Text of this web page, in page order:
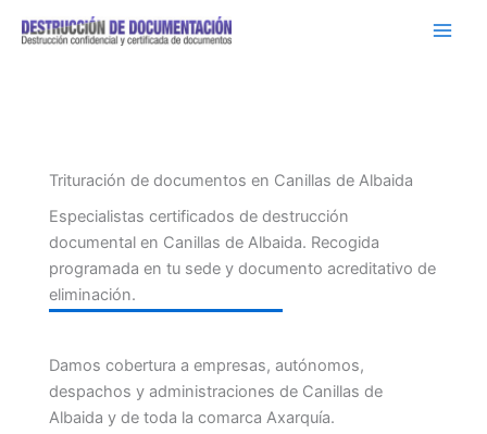
Trituración de documentos en Canillas de Albaida
Especialistas certificados de destrucción
documental en Canillas de Albaida. Recogida
programada en tu sede y documento acreditativo de
eliminación.
Damos cobertura a empresas, autónomos,
despachos y administraciones de Canillas de
Albaida y de toda la comarca Axarquía.